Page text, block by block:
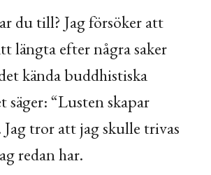
du till? Jag försöker att
längta efter några saker
kända buddhistiska
säger: “Lusten skapar
tror att jag skulle trivas
redan har.